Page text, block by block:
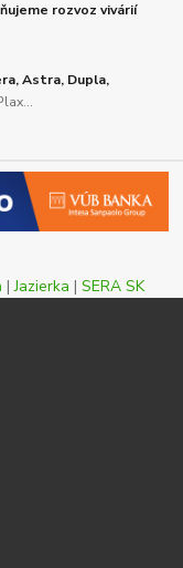
rozvoz vivárií
Astra, Dupla,
|Jazierka | SERA SK